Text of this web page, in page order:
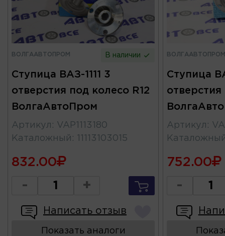
ВОЛГААВТОПРОМ В наличии
Ступица ВАЗ-1111 3
отверстия под колесо R12
ВолгаАвтоПром
Артикул : VAP1113180
Каталожный : 11113103015
832.00
- +
Написать отзыв
Показать аналоги
ВОЛГААВТОПРОМ
Ступица
отверстия
Артикул :
752.00
-